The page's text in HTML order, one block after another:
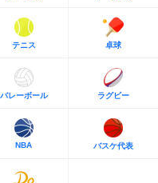
テニス 卓球
バレーボール ラグビー
NBA バスケ代表